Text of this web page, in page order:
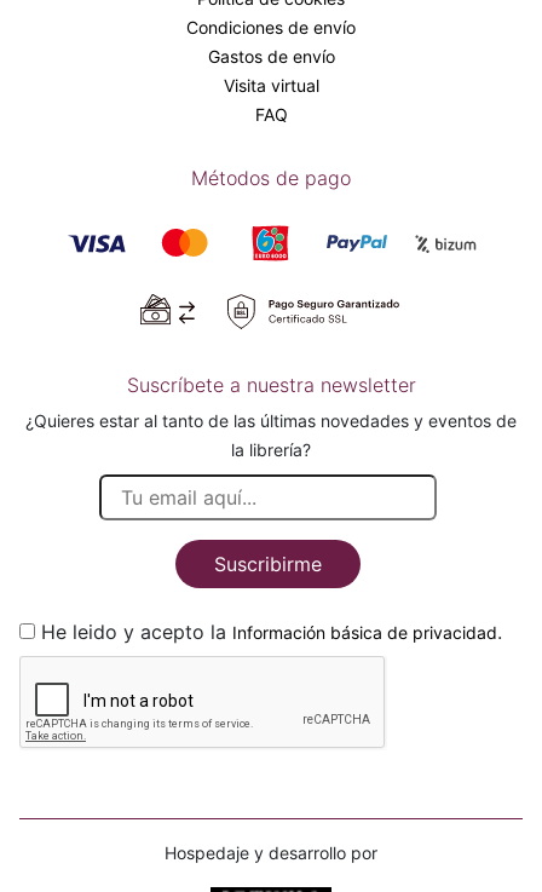
Condiciones de envío
Gastos de envío
Visita virtual
FAQ
Métodos de pago
Suscríbete a nuestra newsletter
¿Quieres estar al tanto de las últimas novedades y eventos de
la librería?
Suscribirme
He leido y acepto la Información básica de privacidad.
Hospedaje y desarrollo por